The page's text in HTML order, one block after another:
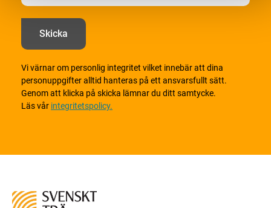
Vi värnar om personlig integritet vilket innebär att dina
personuppgifter alltid hanteras på ett ansvarsfullt sätt.
Genom att klicka på skicka lämnar du ditt samtycke.
Läs vår integritetspolicy.